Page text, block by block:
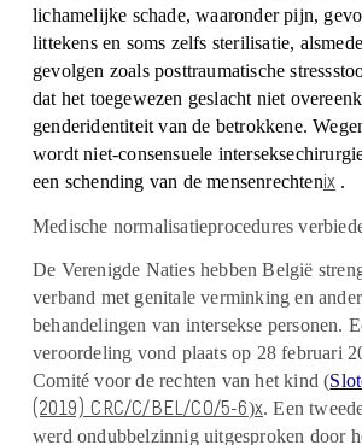
lichamelijke schade, waaronder pijn,
littekens en soms zelfs sterilisatie,
gevolgen zoals posttraumatische
dat het toegewezen geslacht niet
genderidentiteit van de betrokkene.
wordt niet-consensuele
een schending van de mensenrechtenix .
Medische normalisatieprocedures
De Verenigde Naties hebben België
verband met genitale verminking en
behandelingen van intersekse personen.
veroordeling vond plaats op 28 februari
Comité voor de rechten van het kind (
(2019) CRC/C/BEL/CO/5-6)x. Een
werd ondubbelzinnig uitgesproken door